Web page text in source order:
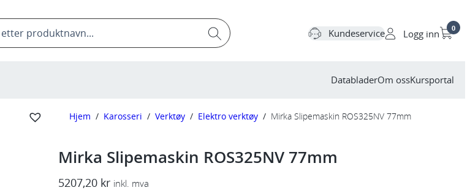
Kundeservice Logg inn 0
DatabladerOm ossKursportal
Hjem / Karosseri / Verktøy / Elektro verktøy / Mirka Slipemaskin ROS325NV 77mm
Mirka Slipemaskin ROS325NV 77mm
5207,20 kr inkl. mva